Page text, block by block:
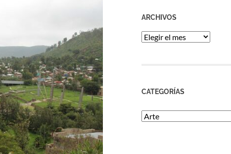
ARCHIVOS
Archivos
CATEGORÍAS
Categorías